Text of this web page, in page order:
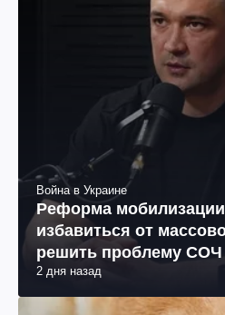
Война в Украине
Реформа
избавиться от
решить проблему СОЧ
2 дня назад